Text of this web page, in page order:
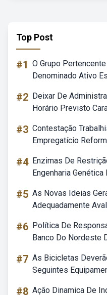
Top Post
#1 O Grupo
Denominado Ativo
#2 Deixar De
Horário Previsto
#3 Contestação
Empregatício
#4 Enzimas De
Engenharia
#5 As Novas Ideias
Adequadamente
#6 Política De
Banco Do Nordeste
#7 As Bicicletas
Seguintes
#8 Ação Dinamica De